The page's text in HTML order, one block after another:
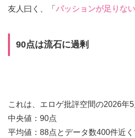
友人曰く、「 パッションが足りない
90点は流石に過剰
これは、エロゲ批評空間の2026年5
中央値：90点
平均値：88点とデータ数400件近